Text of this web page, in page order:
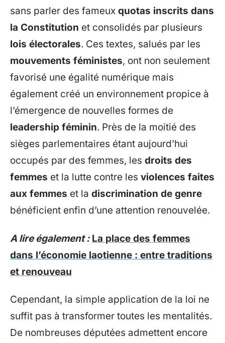
sans parler des fameux quotas inscrits dans
la Constitution et consolidés par plusieurs
lois électorales. Ces textes, salués par les
mouvements féministes, ont non seulement
favorisé une égalité numérique mais
également créé un environnement propice à
l’émergence de nouvelles formes de
leadership féminin. Près de la moitié des
sièges parlementaires étant aujourd’hui
occupés par des femmes, les droits des
femmes et la lutte contre les violences faites
aux femmes et la discrimination de genre
bénéficient enfin d’une attention renouvelée.
A lire également : La place des femmes
dans l’économie laotienne : entre traditions
et renouveau
Cependant, la simple application de la loi ne
suffit pas à transformer toutes les mentalités.
De nombreuses députées admettent encore